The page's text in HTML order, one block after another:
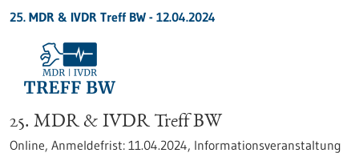
25. MDR & IVDR Treff BW - 12.04.2024
25. MDR & IVDR Treff BW
Online, Anmeldefrist: 11.04.2024, Informationsveranstaltung